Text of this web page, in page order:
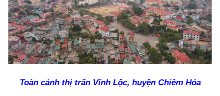
Toàn cảnh thị trấn Vĩnh Lộc, huyện Chiêm Hóa